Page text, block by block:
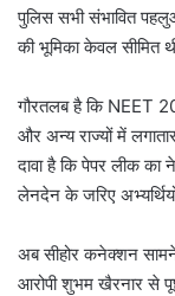
पुलिस सभी संभावित
की भूमिका केवल सीमित
गौरतलब है कि NEET
और अन्य राज्यों में
दावा है कि पेपर लीक
लेनदेन के जरिए
अब सीहोर कनेक्शन
आरोपी शुभम खैरनार से